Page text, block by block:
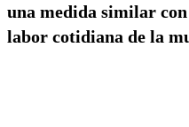
una medida similar
labor cotidiana de la